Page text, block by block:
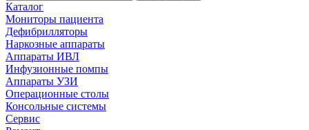
Каталог
Мониторы пациента
Дефибрилляторы
Наркозные аппараты
Аппараты ИВЛ
Инфузионные помпы
Аппараты УЗИ
Операционные столы
Консольные системы
Сервис